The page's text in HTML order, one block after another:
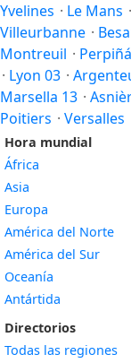
Yvelines · Le Mans ·
Villeurbanne ·
Montreuil ·
· Lyon 03 ·
Marsella 13 ·
Poitiers · Versalles
Hora mundial
África
Asia
Europa
América del Norte
América del Sur
Oceanía
Antártida
Directorios
Todas las regiones